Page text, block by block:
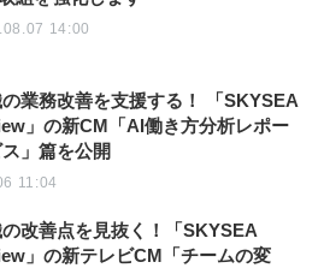
14:00
業務改善を支援する！ 「SKYSEA
」の新CM「AI働き方分析レポー
ス」篇を公開
11:04
改善点を見抜く！「SKYSEA
」の新テレビCM「チームの変